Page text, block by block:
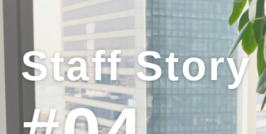
Staff Story